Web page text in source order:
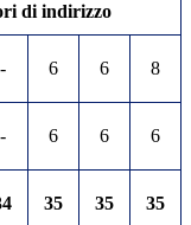
di indirizzo
- 6 6 8
- 6 6 6
35 35 35